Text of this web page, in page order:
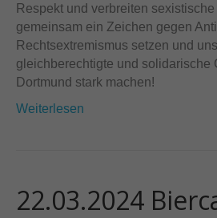
Respekt und verbreiten
gemeinsam ein Zeichen gegen
Rechtsextremismus setzen und
gleichberechtigte und solidarische
Dortmund stark machen!
Weiterlesen
22.03.2024